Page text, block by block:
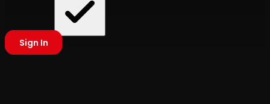
Sign In